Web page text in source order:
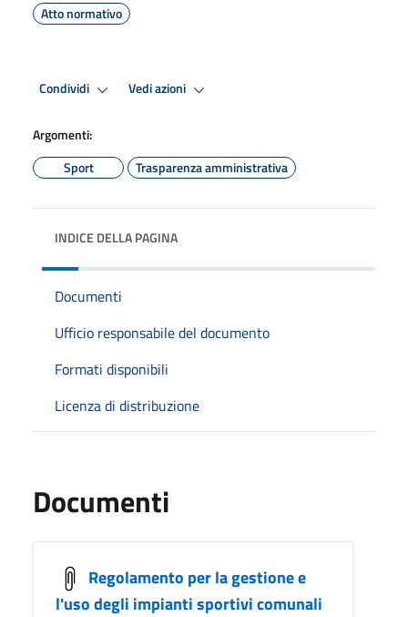
Atto normativo
Condividi Vedi azioni
Argomenti:
Sport
Trasparenza amministrativa
INDICE DELLA PAGINA
Documenti
Ufficio responsabile del documento
Formati disponibili
Licenza di distribuzione
Documenti
Regolamento per la gestione e
l'uso degli impianti sportivi comunali